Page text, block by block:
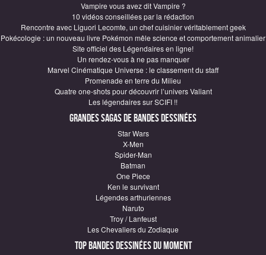
Vampire vous avez dit Vampire ?
10 vidéos conseillées par la rédaction
Rencontre avec Liguori Lecomte, un chef cuisinier véritablement geek
Pokécologie : un nouveau livre Pokémon mêle science et comportement animalier
Site officiel des Légendaires en ligne!
Un rendez-vous à ne pas manquer
Marvel Cinématique Universe : le classement du staff
Promenade en terre du Milieu
Quatre one-shots pour découvrir l’univers Valiant
Les légendaires sur SCIFI !!
Grandes sagas de Bandes Dessinées
Star Wars
X-Men
Spider-Man
Batman
One Piece
Ken le survivant
Légendes arthuriennes
Naruto
Troy / Lanfeust
Les Chevaliers du Zodiaque
Top Bandes Dessinées du moment